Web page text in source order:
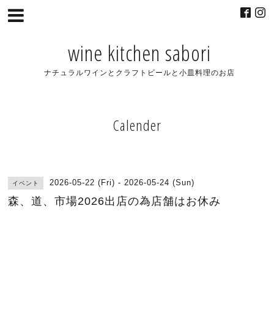
wine kitchen sabori
ナチュラルワインとクラフトビールと小皿料理のお店
Calender
イベント 2026-05-22 (Fri) - 2026-05-24 (Sun)
森、道、市場2026出店の為店舗はお休み